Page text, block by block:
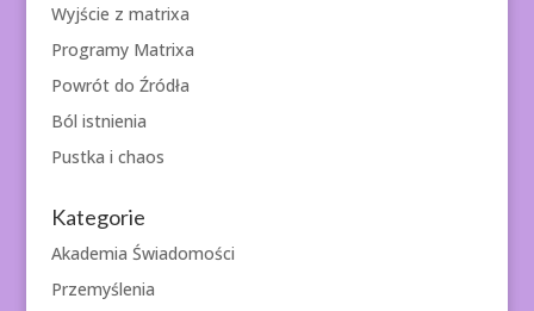
Wyjście z matrixa
Programy Matrixa
Powrót do Źródła
Ból istnienia
Pustka i chaos
Kategorie
Akademia Świadomości
Przemyślenia